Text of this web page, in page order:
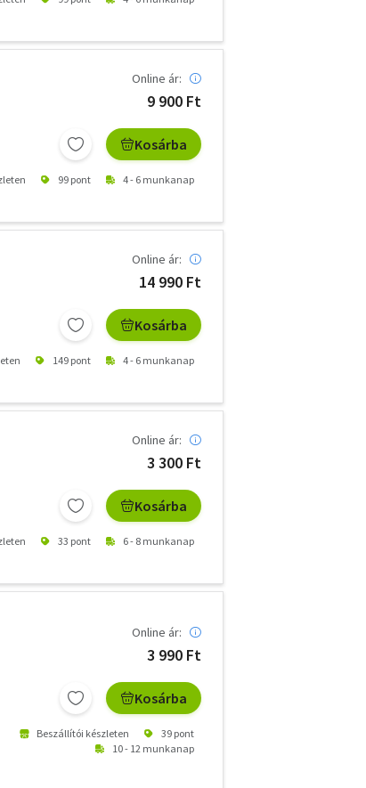
Online ár:
9 900 Ft
Kosárba
99 pont 4 - 6 munkanap
Online ár:
14 990 Ft
Kosárba
149 pont 4 - 6 munkanap
Online ár:
3 300 Ft
Kosárba
33 pont 6 - 8 munkanap
Online ár:
3 990 Ft
Kosárba
Beszállítói készleten
39 pont
10 - 12 munkanap